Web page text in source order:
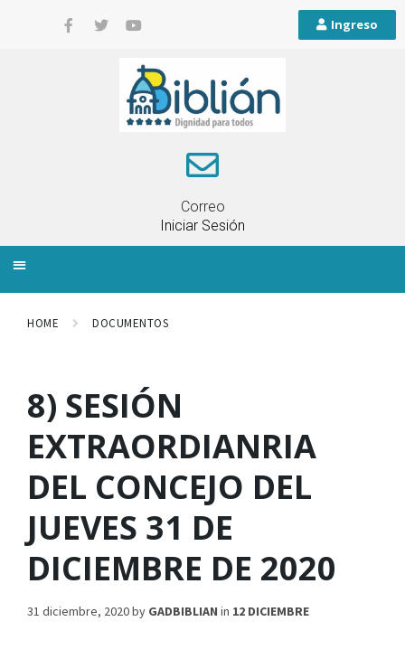
Ingreso
Correo
Iniciar Sesión
HOME DOCUMENTOS
8) SESIÓN
EXTRAORDIANRIA
DEL CONCEJO DEL
JUEVES 31 DE
DICIEMBRE DE 2020
31 diciembre, 2020by GADBIBLIAN in 12 DICIEMBRE